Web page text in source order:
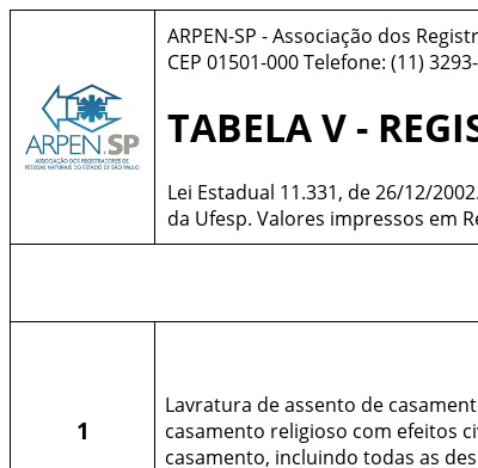
ARPEN-SP - Associação dos
CEP 01501-000 Telefone: (11)
TABELA V -
Lei Estadual 11.331, de 26/12/
da Ufesp. Valores impressos em
1
Lavratura de assento de
casamento religioso com efeitos
casamento, incluindo todas as